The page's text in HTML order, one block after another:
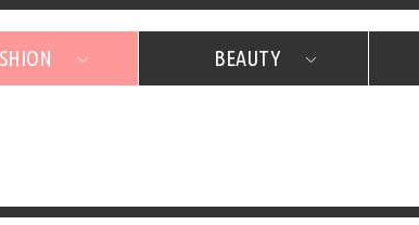
BEAUTY